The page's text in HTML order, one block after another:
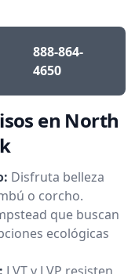
888-864-
4650
en North
Disfruta belleza
o corcho.
que buscan
ecológicas